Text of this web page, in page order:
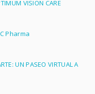
VISION CARE
Pharma
UN PASEO VIRTUAL A